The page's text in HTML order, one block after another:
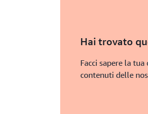
Hai trovato
Facci sapere la
contenuti delle